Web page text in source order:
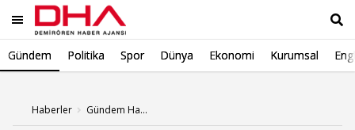
Gündem Politika Spor Dünya Ekonomi Kurumsal
Haberler Gündem Haberleri